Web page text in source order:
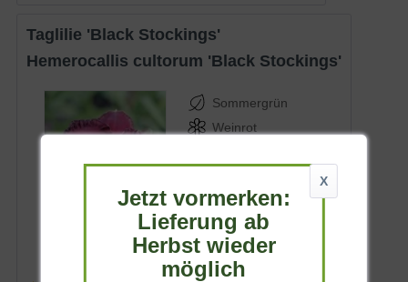
Taglilie 'Black Stockings'
Hemerocallis cultorum 'Black Stockings'
Sommergrün
Weinrot
bis zu 60 cm
Lieferbar
X
Jetzt vormerken:
Lieferung ab
Herbst wieder
möglich